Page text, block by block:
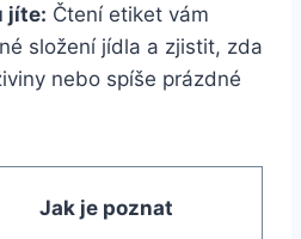
jíte: Čtení etiket vám
složení jídla a zjistit, zda
nebo spíše prázdné
Jak je poznat